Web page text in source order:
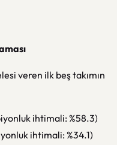
veren ilk beş takımın
ihtimali: %58.3)
ihtimali: %34.1)